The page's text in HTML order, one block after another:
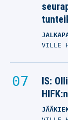
VILLE
IS: